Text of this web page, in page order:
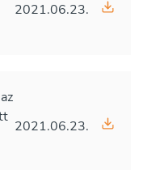
2021.06.23.
2021.06.23.